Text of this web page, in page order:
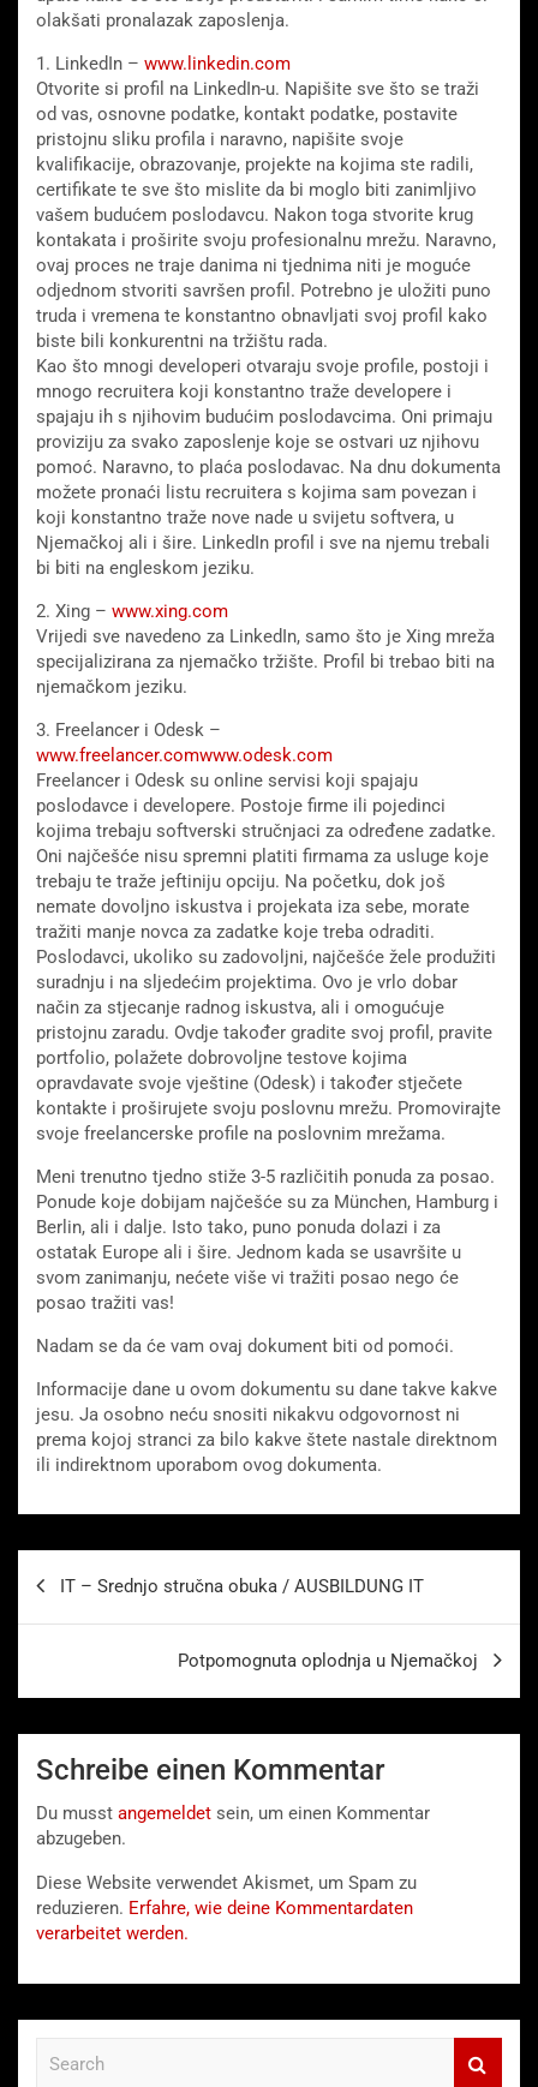
olakšati pronalazak zaposlenja.
1. LinkedIn – www.linkedin.com
Otvorite si profil na LinkedIn-u. Napišite sve što se traži
od vas, osnovne podatke, kontakt podatke, postavite
pristojnu sliku profila i naravno, napišite svoje
kvalifikacije, obrazovanje, projekte na kojima ste radili,
certifikate te sve što mislite da bi moglo biti zanimljivo
vašem budućem poslodavcu. Nakon toga stvorite krug
kontakata i proširite svoju profesionalnu mrežu. Naravno,
ovaj proces ne traje danima ni tjednima niti je moguće
odjednom stvoriti savršen profil. Potrebno je uložiti puno
truda i vremena te konstantno obnavljati svoj profil kako
biste bili konkurentni na tržištu rada.
Kao što mnogi developeri otvaraju svoje profile, postoji i
mnogo recruitera koji konstantno traže developere i
spajaju ih s njihovim budućim poslodavcima. Oni primaju
proviziju za svako zaposlenje koje se ostvari uz njihovu
pomoć. Naravno, to plaća poslodavac. Na dnu dokumenta
možete pronaći listu recruitera s kojima sam povezan i
koji konstantno traže nove nade u svijetu softvera, u
Njemačkoj ali i šire. LinkedIn profil i sve na njemu trebali
bi biti na engleskom jeziku.
2. Xing – www.xing.com
Vrijedi sve navedeno za LinkedIn, samo što je Xing mreža
specijalizirana za njemačko tržište. Profil bi trebao biti na
njemačkom jeziku.
3. Freelancer i Odesk –
www.freelancer.comwww.odesk.com
Freelancer i Odesk su online servisi koji spajaju
poslodavce i developere. Postoje firme ili pojedinci
kojima trebaju softverski stručnjaci za određene zadatke.
Oni najčešće nisu spremni platiti firmama za usluge koje
trebaju te traže jeftiniju opciju. Na početku, dok još
nemate dovoljno iskustva i projekata iza sebe, morate
tražiti manje novca za zadatke koje treba odraditi.
Poslodavci, ukoliko su zadovoljni, najčešće žele produžiti
suradnju i na sljedećim projektima. Ovo je vrlo dobar
način za stjecanje radnog iskustva, ali i omogućuje
pristojnu zaradu. Ovdje također gradite svoj profil, pravite
portfolio, polažete dobrovoljne testove kojima
opravdavate svoje vještine (Odesk) i također stječete
kontakte i proširujete svoju poslovnu mrežu. Promovirajte
svoje freelancerske profile na poslovnim mrežama.
Meni trenutno tjedno stiže 3-5 različitih ponuda za posao.
Ponude koje dobijam najčešće su za München, Hamburg i
Berlin, ali i dalje. Isto tako, puno ponuda dolazi i za
ostatak Europe ali i šire. Jednom kada se usavršite u
svom zanimanju, nećete više vi tražiti posao nego će
posao tražiti vas!
Nadam se da će vam ovaj dokument biti od pomoći.
Informacije dane u ovom dokumentu su dane takve kakve
jesu. Ja osobno neću snositi nikakvu odgovornost ni
prema kojoj stranci za bilo kakve štete nastale direktnom
ili indirektnom uporabom ovog dokumenta.
IT – Srednjo stručna obuka / AUSBILDUNG IT
Potpomognuta oplodnja u Njemačkoj
Schreibe einen Kommentar
Du musst angemeldet sein, um einen Kommentar
abzugeben.
Diese Website verwendet Akismet, um Spam zu
reduzieren. Erfahre, wie deine Kommentardaten
verarbeitet werden.